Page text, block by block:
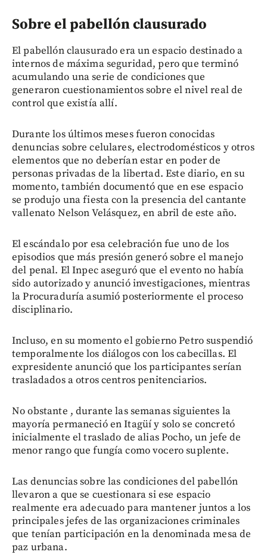
Sobre el pabellón clausurado
El pabellón clausurado era un espacio destinado a
internos de máxima seguridad, pero que terminó
acumulando una serie de condiciones que
generaron cuestionamientos sobre el nivel real de
control que existía allí.
Durante los últimos meses fueron conocidas
denuncias sobre celulares, electrodomésticos y otros
elementos que no deberían estar en poder de
personas privadas de la libertad. Este diario, en su
momento, también documentó que en ese espacio
se produjo una fiesta con la presencia del cantante
vallenato Nelson Velásquez, en abril de este año.
El escándalo por esa celebración fue uno de los
episodios que más presión generó sobre el manejo
del penal. El Inpec aseguró que el evento no había
sido autorizado y anunció investigaciones, mientras
la Procuraduría asumió posteriormente el proceso
disciplinario.
Incluso, en su momento el gobierno Petro suspendió
temporalmente los diálogos con los cabecillas. El
expresidente anunció que los participantes serían
trasladados a otros centros penitenciarios.
No obstante , durante las semanas siguientes la
mayoría permaneció en Itagüí y solo se concretó
inicialmente el traslado de alias Pocho, un jefe de
menor rango que fungía como vocero suplente.
Las denuncias sobre las condiciones del pabellón
llevaron a que se cuestionara si ese espacio
realmente era adecuado para mantener juntos a los
principales jefes de las organizaciones criminales
que tenían participación en la denominada mesa de
paz urbana.